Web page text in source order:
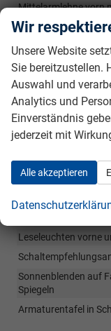
Mittelarmlehne vorn
Ablagetaschen in
Rücksitzbank
Netzprogramm,
Dachhaltegriffe
Leseleuchten vorne
Sonnenblenden auf
Spiegeln
Armaturentafel in
Wir
Unsere Website
Sie bereitzustellen.
Auswahl und
Analytics und
Einverständnis
jederzeit mit
Alle akzeptieren